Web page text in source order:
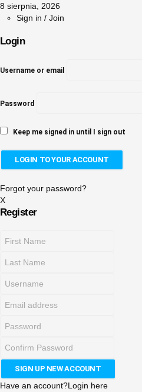
8 sierpnia, 2026
Sign in / Join
Login
Username or email
Password
Keep me signed in until I sign out
Forgot your password?
X
Register
Have an account?Login here